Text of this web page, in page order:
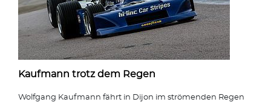
Kaufmann trotz dem Regen
Wolfgang Kaufmann fährt in Dijon im strömenden Regen